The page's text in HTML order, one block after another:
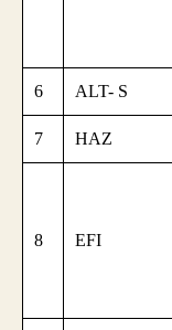
6 ALT- S
7 HAZ
8 EFI